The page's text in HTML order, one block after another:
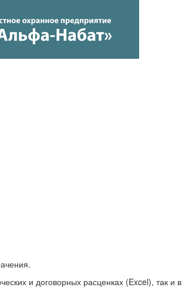
и договорных расценках (Excel), так и в